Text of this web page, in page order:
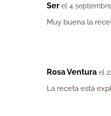
Ser el 4
Muy buena la
Rosa Ventura el
La receta está